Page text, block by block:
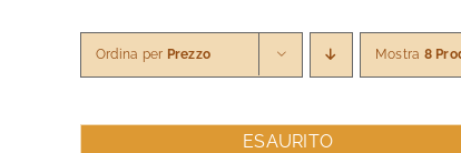
Ordina per Prezzo Mostra 8
ESAURITO